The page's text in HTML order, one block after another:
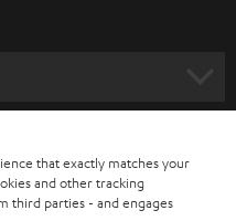
deinen MP3-Player, CD-
Phono-Vorverstärker
streamen.
sich grob unterscheiden in
TEUFEL ONE M
that exactly matches your
and other tracking
third parties - and engages